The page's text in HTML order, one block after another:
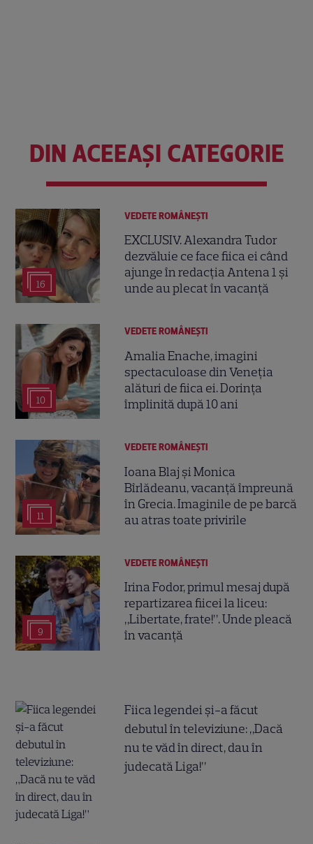
DIN ACEEAȘI CATEGORIE
16
VEDETE ROMÂNEŞTI
EXCLUSIV. Alexandra Tudor
dezvăluie ce face fiica ei când
ajunge în redacția Antena 1 și
unde au plecat în vacanță
10
VEDETE ROMÂNEŞTI
Amalia Enache, imagini
spectaculoase din Veneția
alături de fiica ei. Dorința
împlinită după 10 ani
11
VEDETE ROMÂNEŞTI
Ioana Blaj și Monica
Bîrlădeanu, vacanță împreună
în Grecia. Imaginile de pe barcă
au atras toate privirile
9
VEDETE ROMÂNEŞTI
Irina Fodor, primul mesaj după
repartizarea fiicei la liceu:
„Libertate, frate!”. Unde pleacă
în vacanță
Fiica legendei și-a făcut
debutul în televiziune: „Dacă
nu te văd în direct, dau în
judecată Liga!”